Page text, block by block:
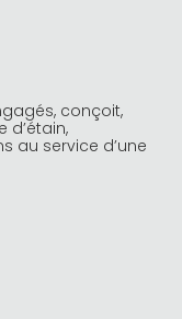
conçoit,
d’étain,
au service d’une